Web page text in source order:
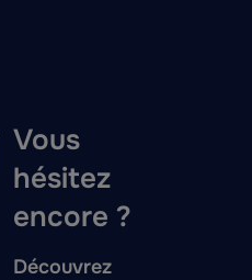
Vous
hésitez
encore ?
Découvrez